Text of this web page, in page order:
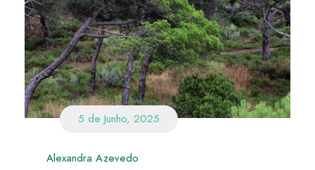
5 de Junho, 2025
Alexandra Azevedo